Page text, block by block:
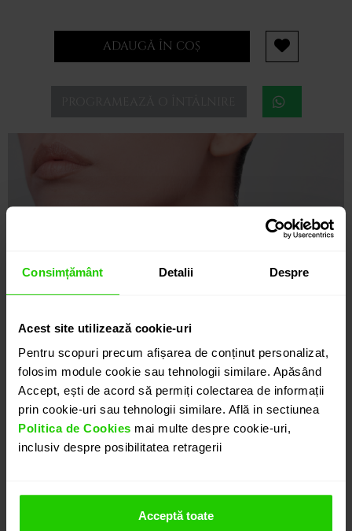
Consimțământ Detalii Despre
Acest site utilizează cookie-uri
Pentru scopuri precum afișarea de conținut personalizat,
folosim module cookie sau tehnologii similare. Apăsând
Accept, ești de acord să permiți colectarea de informații
prin cookie-uri sau tehnologii similare. Află in sectiunea
Politica de Cookies mai multe despre cookie-uri,
inclusiv despre posibilitatea retragerii
Acceptă toate
ADAUGĂ ÎN COȘ